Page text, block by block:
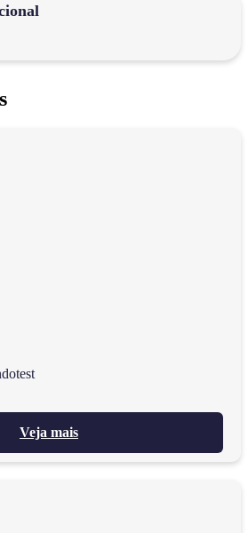
Veja mais